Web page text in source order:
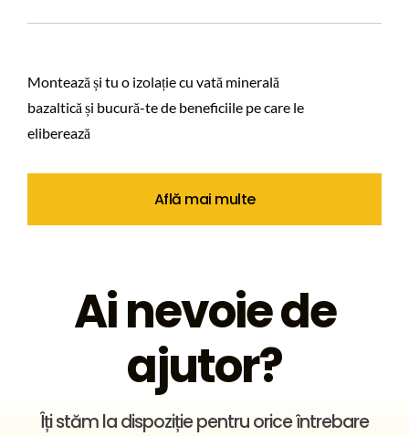
Montează și tu o izolație cu vată minerală
bazaltică și bucură-te de beneficiile pe care le
eliberează
Află mai multe
Ai nevoie de
ajutor?
Îți stăm la dispoziție pentru orice întrebare